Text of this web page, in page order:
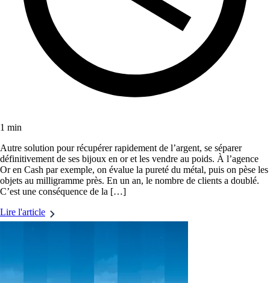
1 min
Autre solution pour récupérer rapidement de l’argent, se séparer
définitivement de ses bijoux en or et les vendre au poids. À l’agence
Or en Cash par exemple, on évalue la pureté du métal, puis on pèse les
objets au milligramme près. En un an, le nombre de clients a doublé.
C’est une conséquence de la […]
Lire l'article